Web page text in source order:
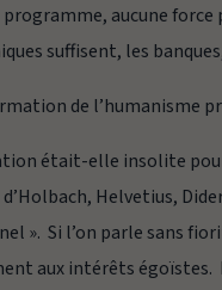
programme, aucune
suffisent, les
de l’humanisme
était-elle insolite
d’Holbach, Helvetius,
». Si l’on parle sans
aux intérêts égoïstes.